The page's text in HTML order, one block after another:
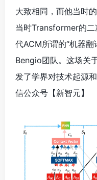
大致相同，而他当时
当时Transformer的
代ACM所谓的“机器
Bengio团队。这场关
发了学界对技术起源
信公众号【新智元】